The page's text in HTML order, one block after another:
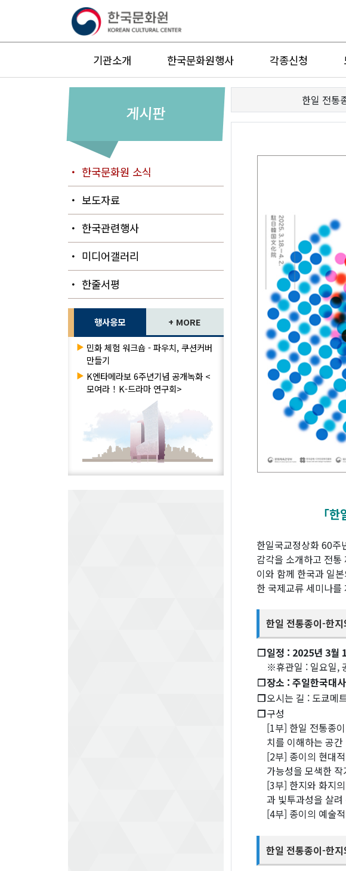
기관소개 한국문화원행사 각종신청
게시판
・ 한국문화원 소식
・ 보도자료
・ 한국관련행사
・ 미디어갤러리
・ 한줄서평
행사응모 + MORE
▶ 민화 체험 워크숍 - 파우치, 쿠션커버
만들기
▶ K엔타메라보 6주년기념 공개녹화 <
모여라！K-드라마 연구회>
한일 전통
「
한일국교정상화 60주
감각을 소개하고 전
이와 함께 한국과 일
한 국제교류 세미나를
한일 전통종이-한
❐일정 : 2025년 3월
※휴관일 : 일요일,
❐장소 : 주일한국대
❐오시는 길 : 도쿄메
❐구성
[1부] 한일 전통종
치를 이해하는 공간
[2부] 종이의 현대
가능성을 모색한
[3부] 한지와 화지
과 빛투과성을 살
[4부] 종이의 예술
한일 전통종이-한